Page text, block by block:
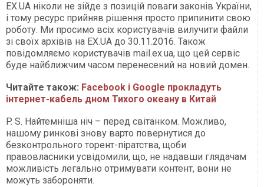
EX.UA ніколи не зійде з позицій поваги законів України,
і тому ресурс прийняв рішення просто припинити свою
роботу. Ми просимо всіх користувачів вилучити файли
зі своїх архівів на EX.UA до 30.11.2016. Також
повідомляємо користувачів mail.ex.ua, що цей сервіс
буде найближчим часом перенесений на новий домен.
Читайте також: Facebook і Google прокладуть
інтернет-кабель дном Тихого океану в Китай
P. S. Найтемніша ніч – перед світанком. Можливо,
нашому ринкові знову варто повернутися до
безконтрольного торент-піратства, щоби
правовласники усвідомили, що, не надавши глядачам
можливість легально отримувати контент, вони не
можуть забороняти.